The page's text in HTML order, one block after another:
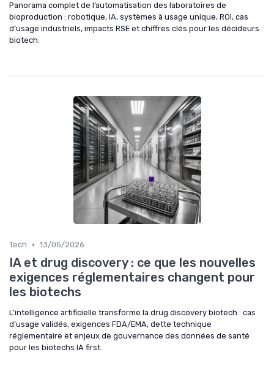
Panorama complet de l’automatisation des laboratoires de
bioproduction : robotique, IA, systèmes à usage unique, ROI, cas
d’usage industriels, impacts RSE et chiffres clés pour les décideurs
biotech.
Tech • 13/05/2026
IA et drug discovery : ce que les nouvelles
exigences réglementaires changent pour
les biotechs
L’intelligence artificielle transforme la drug discovery biotech : cas
d’usage validés, exigences FDA/EMA, dette technique
réglementaire et enjeux de gouvernance des données de santé
pour les biotechs IA first.